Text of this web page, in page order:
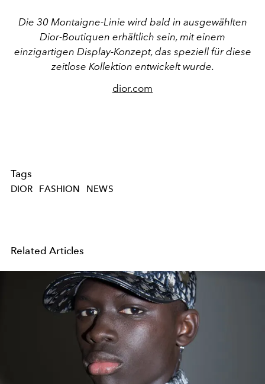
Die 30 Montaigne-Linie wird bald in ausgewählten
Dior-Boutiquen erhältlich sein, mit einem
einzigartigen Display-Konzept, das speziell für diese
zeitlose Kollektion entwickelt wurde.
dior.com
Tags
DIOR FASHION NEWS
Related Articles